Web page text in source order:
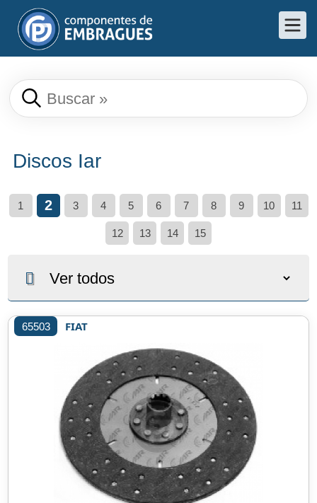
Discos Iar
1 2 3 4 5 6 7 8 9 10 11
12 13 14 15
65503 FIAT